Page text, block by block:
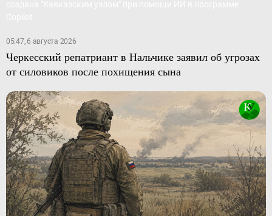
05:47, 6 августа 2026
Черкесский репатриант в Нальчике заявил об угрозах
от силовиков после похищения сына